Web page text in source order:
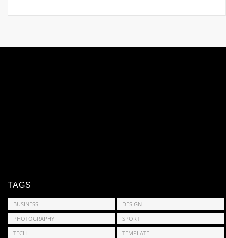
为：
价
¥35000.00。
TAGS
BUSINESS
DESIGN
PHOTOGRAPHY
SPORT
TECH
TEMPLATE